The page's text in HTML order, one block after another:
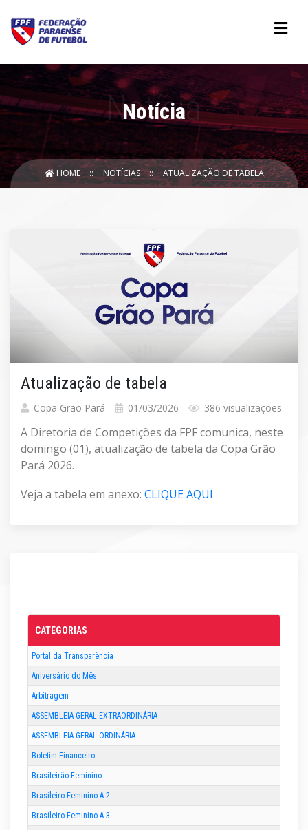
Notícia
HOME NOTÍCIAS ATUALIZAÇÃO DE TABELA
Atualização de tabela
Copa Grão Pará 01/03/2026 386 visualizações
A Diretoria de Competições da FPF comunica, neste
domingo (01), atualização de tabela da Copa Grão
Pará 2026.
Veja a tabela em anexo: CLIQUE AQUI
CATEGORIAS
Portal da Transparência
Aniversário do Mês
Arbitragem
ASSEMBLEIA GERAL EXTRAORDINÁRIA
ASSEMBLEIA GERAL ORDINÁRIA
Boletim Financeiro
Brasileirão Feminino
Brasileiro Feminino A-2
Brasileiro Feminino A-3